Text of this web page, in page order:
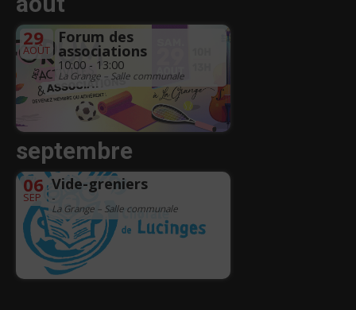
29
AOÛT
Forum des
associations
10:00 - 13:00
La Grange – Salle communale
septembre
06
SEP
Vide-greniers
-
La Grange – Salle communale